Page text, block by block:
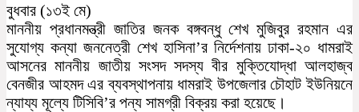
বুধবার (১৩ই মে)
মাননীয় প্রধানমন্ত্রী জাতির জনক বঙ্গবন্ধু শেখ মুজিবুর রহমান এর
সুযোগ্য কন্যা জননেত্রী শেখ হাসিনা’র নির্দেশনায় ঢাকা-২০ ধামরাই
আসনের মাননীয় জাতীয় সংসদ সদস্য বীর মুক্তিযোদ্ধা আলহাজ্ব
বেনজীর আহমদ এর ব্যবস্থাপনায় ধামরাই উপজেলার চৌহাট ইউনিয়নে
ন্যায্য মূল্যে টিসিবি’র পন্য সামগ্রী বিক্রয় করা হয়েছে।